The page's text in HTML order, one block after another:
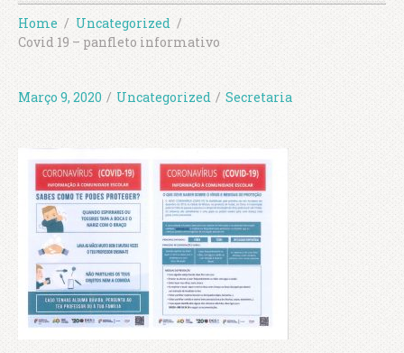
Home
Uncategorized
Covid 19 – panfleto informativo
Março 9, 2020 / Uncategorized / Secretaria